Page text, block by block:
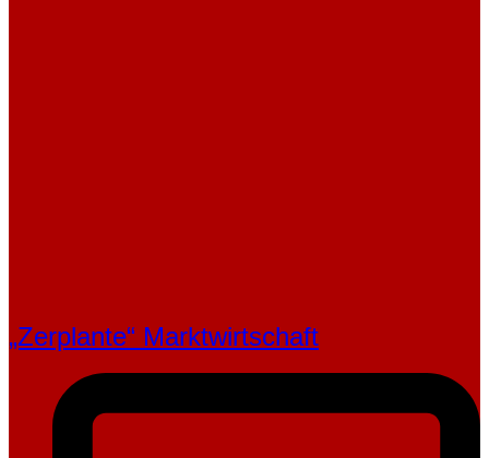
„Zerplante“ Marktwirtschaft